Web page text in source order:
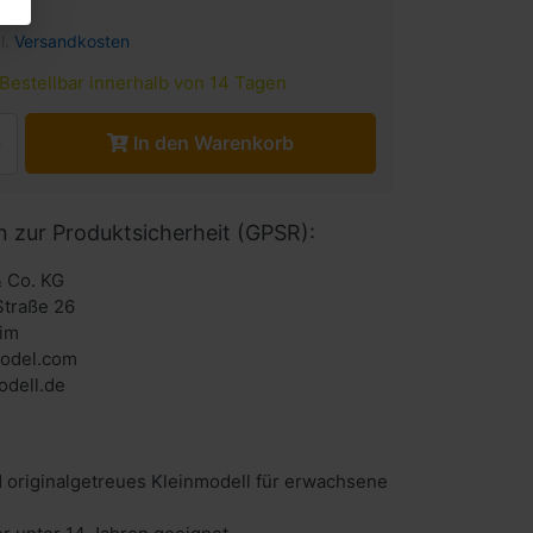
Versandkosten
Bestellbar innerhalb von 14 Tagen
In den Warenkorb
zur Produktsicherheit (GPSR):
Co. KG
26
originalgetreues Kleinmodell für erwachsene